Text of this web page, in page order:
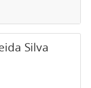
Silva